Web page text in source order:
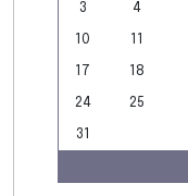
3 4
10 11
17 18
24 25
31